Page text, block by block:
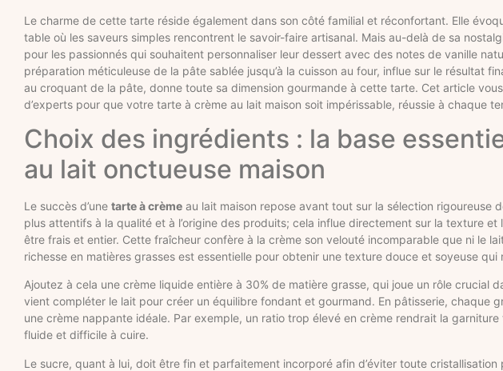
Le charme de cette tarte réside également dans son côté familial et réconfortant. Elle
table où les saveurs simples rencontrent le savoir-faire artisanal. Mais au-delà de sa
pour les passionnés qui souhaitent personnaliser leur dessert avec des notes de vanille
préparation méticuleuse de la pâte sablée jusqu’à la cuisson au four, influe sur le résultat
au croquant de la pâte, donne toute sa dimension gourmande à cette tarte. Cet article
d’experts pour que votre tarte à crème au lait maison soit impérissable, réussie à chaque
Choix des ingrédients : la base
au lait onctueuse maison
Le succès d’une tarte à crème au lait maison repose avant tout sur la sélection rigoureuse
plus attentifs à la qualité et à l’origine des produits; cela influe directement sur la texture
être frais et entier. Cette fraîcheur confère à la crème son velouté incomparable que ni le
richesse en matières grasses est essentielle pour obtenir une texture douce et soyeuse qui
Ajoutez à cela une crème liquide entière à 30% de matière grasse, qui joue un rôle crucial
vient compléter le lait pour créer un équilibre fondant et gourmand. En pâtisserie, chaque
une crème nappante idéale. Par exemple, un ratio trop élevé en crème rendrait la
fluide et difficile à cuire.
Le sucre, quant à lui, doit être fin et parfaitement incorporé afin d’éviter toute